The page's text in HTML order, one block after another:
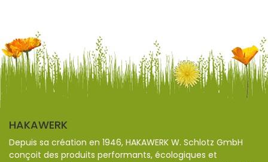
HAKAWERK
Depuis sa création en 1946, HAKAWERK W. Schlotz GmbH
conçoit des produits performants, écologiques et